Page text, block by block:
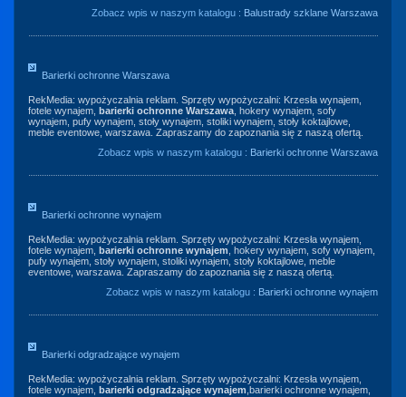
Zobacz wpis w naszym katalogu : Balustrady szklane Warszawa
Barierki ochronne Warszawa
RekMedia: wypożyczalnia reklam. Sprzęty wypożyczalni: Krzesła wynajem,
fotele wynajem, barierki ochronne Warszawa , hokery wynajem, sofy
wynajem, pufy wynajem, stoły wynajem, stoliki wynajem, stoły koktajlowe,
meble eventowe, warszawa. Zapraszamy do zapoznania się z naszą ofertą.
Zobacz wpis w naszym katalogu : Barierki ochronne Warszawa
Barierki ochronne wynajem
RekMedia: wypożyczalnia reklam. Sprzęty wypożyczalni: Krzesła wynajem,
fotele wynajem, barierki ochronne wynajem , hokery wynajem, sofy wynajem,
pufy wynajem, stoły wynajem, stoliki wynajem, stoły koktajlowe, meble
eventowe, warszawa. Zapraszamy do zapoznania się z naszą ofertą.
Zobacz wpis w naszym katalogu : Barierki ochronne wynajem
Barierki odgradzające wynajem
RekMedia: wypożyczalnia reklam. Sprzęty wypożyczalni: Krzesła wynajem,
fotele wynajem, barierki odgradzające wynajem ,barierki ochronne wynajem,